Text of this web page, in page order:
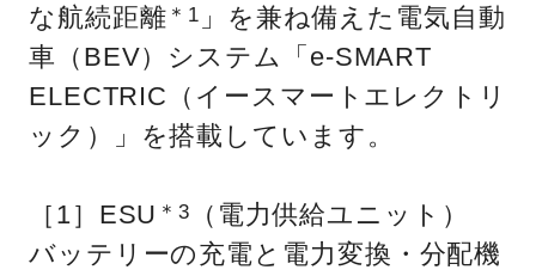
な航続距離 ＊1 」を兼ね備えた電気自動
車（BEV）システム「e-SMART
ELECTRIC（イースマートエレクトリ
ック）」を搭載しています。
［1］ESU ＊3
（電力供給ユニット）
バッテリーの充電と電力変換・分配機